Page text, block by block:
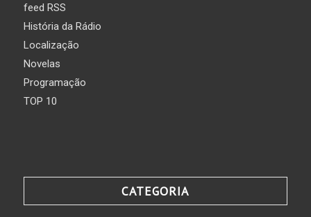
feed RSS
História da Rádio
Localização
Novelas
Programação
TOP 10
CATEGORIA